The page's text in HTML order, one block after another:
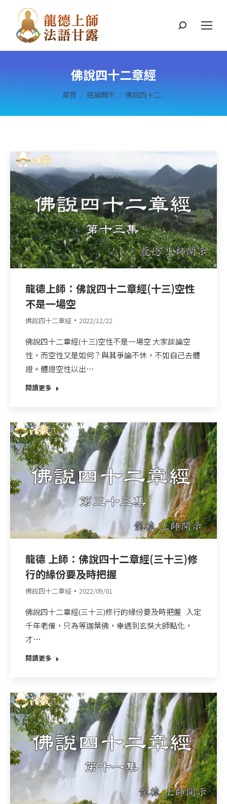
搜
佛說四十二章經
您在這裡：
首頁 經論開示 佛說四十二...
龍德上師：佛說四十二章經(十三)空性
不是一場空
佛說四十二章經 2022/12/22
佛說四十二章經(十三)空性不是一場空 大家談論空
性，而空性又是如何？與其爭論不休，不如自己去體
證。體證空性以出…
閱讀更多
龍德 上師：佛說四十二章經(三十三)修
行的緣份要及時把握
佛說四十二章經 2022/09/01
佛說四十二章經(三十三)修行的緣份要及時把握 入定
千年老僧，只為等迦葉佛，幸遇到玄奘大師點化，
才…
閱讀更多